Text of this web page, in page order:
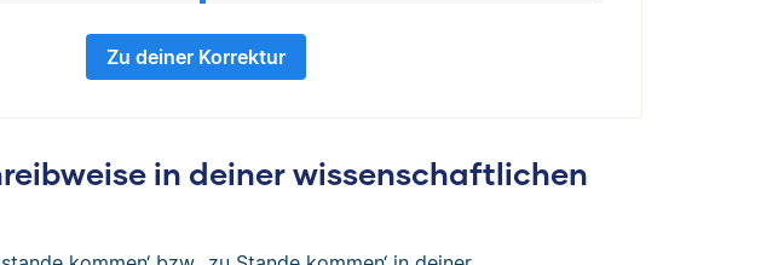
Zu deiner Korrektur
in deiner wissenschaftlichen